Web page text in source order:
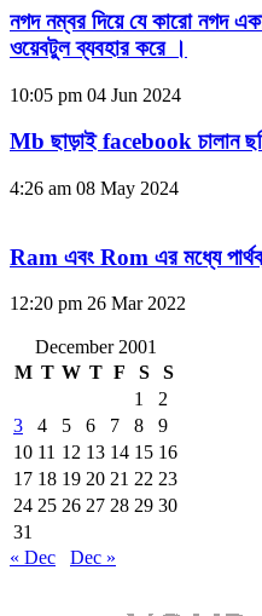
নগদ নম্বর দিয়ে যে কারো নগদ
ওয়েবটুল ব্যবহার করে ।
10:05 pm 04 Jun 2024
Mb ছাড়াই facebook চালান
4:26 am 08 May 2024
Ram এবং Rom এর মধ্যে
12:20 pm 26 Mar 2022
December 2001
M T W T F S
S
1
2
3
4 5 6 7 8
9
10 11 12 13 14 15 16
17 18 19 20 21 22 23
24 25 26 27 28 29 30
31
« Dec
Dec »